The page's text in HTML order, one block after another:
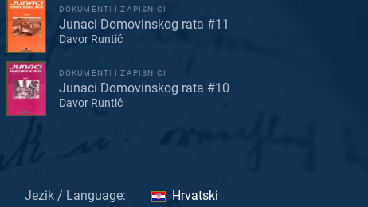
DOKUMENTI I ZAPISNICI
Junaci Domovinskog rata #11
Davor Runtić
DOKUMENTI I ZAPISNICI
Junaci Domovinskog rata #10
Davor Runtić
Jezik / Language: Hrvatski